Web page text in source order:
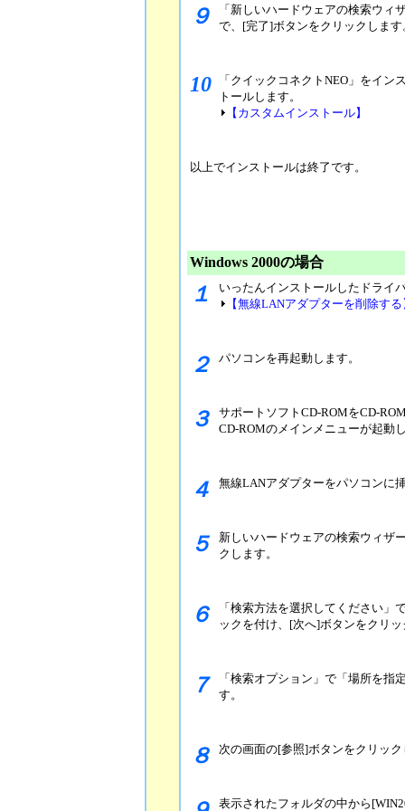
９
「新しいハードウェアの検索ウ
で、[完了]ボタンをクリックします
10
「クイックコネクトNEO」をイ
トールします。
【カスタムインストール】
以上でインストールは終了です。
Windows 2000の場合
１
いったんインストールしたドライ
【無線LANアダプターを削除す
２ パソコンを再起動します。
３
サポートソフトCD-ROMをCD-
CD-ROMのメインメニューが起動
４ 無線LANアダプターをパソコンに
５
新しいハードウェアの検索ウィザ
クします。
６
「検索方法を選択してください」
ックを付け、[次へ]ボタンをクリ
７
「検索オプション」で「場所を
す。
８ 次の画面の[参照]ボタンをクリッ
表示されたフォルダの中から